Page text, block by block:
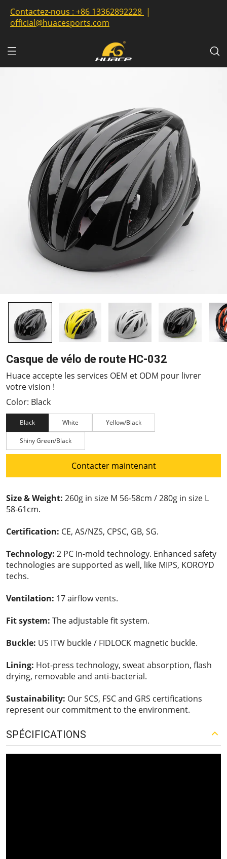
Contactez-nous : +86 13362892228 |
official@huacesports.com
Casque de vélo de route HC-032
Huace accepte les services OEM et ODM pour livrer
votre vision !
Color: Black
Black White Yellow/Black
Shiny Green/Black
Contacter maintenant
Size & Weight: 260g in size M 56-58cm / 280g in size L
58-61cm.
Certification: CE, AS/NZS, CPSC, GB, SG.
Technology: 2 PC In-mold technology. Enhanced safety
technologies are supported as well, like MIPS, KOROYD
techs.
Ventilation: 17 airflow vents.
Fit system: The adjustable fit system.
Buckle: US ITW buckle / FIDLOCK magnetic buckle.
Lining: Hot-press technology, sweat absorption, flash
drying, removable and anti-bacterial.
Sustainability: Our SCS, FSC and GRS certifications
represent our commitment to the environment.
SPÉCIFICATIONS